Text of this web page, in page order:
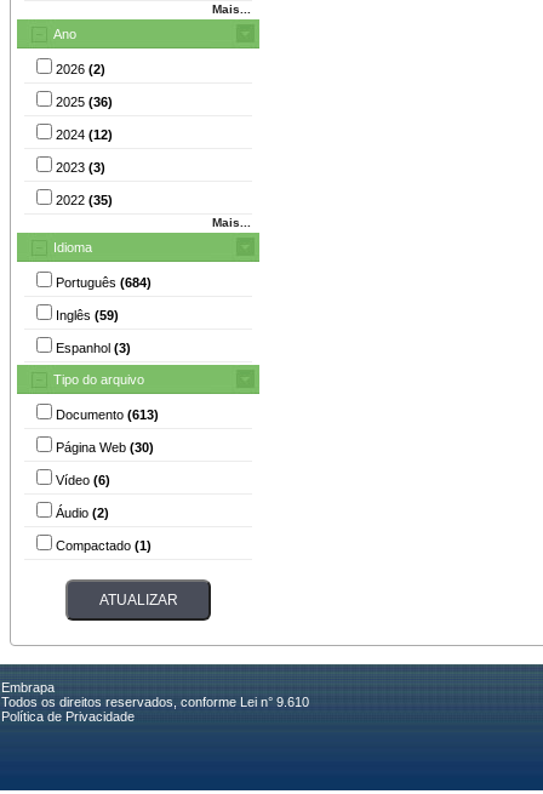
Mais...
Ano
2026 (2)
2025 (36)
2024 (12)
2023 (3)
2022 (35)
Mais...
Idioma
Português (684)
Inglês (59)
Espanhol (3)
Tipo do arquivo
Documento (613)
Página Web (30)
Vídeo (6)
Áudio (2)
Compactado (1)
Embrapa
Todos os direitos reservados, conforme Lei n° 9.610
Política de Privacidade